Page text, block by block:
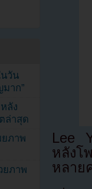
Lee
หลังโ
หลาย
วัน
าก”
ลัง
ล่าสุด
ยภาพ
ยภาพ